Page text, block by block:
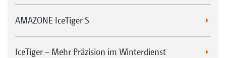
AMAZONE IceTiger S
IceTiger – Mehr Präzision im Winterdienst